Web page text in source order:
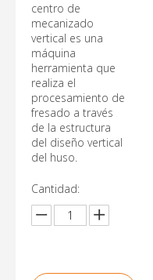
centro de
mecanizado
vertical es una
máquina
herramienta que
realiza el
procesamiento de
fresado a través
de la estructura
del diseño vertical
del huso.
Cantidad: